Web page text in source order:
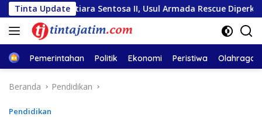
Langsung
ke
konten
Tinta Update
Mutiara Sentosa II, Usul Armada Rescue Diperkuat
HomePemerintahan Politik Ekonomi Peristiwa Olahraga
Beranda Pendidikan
Pendidikan